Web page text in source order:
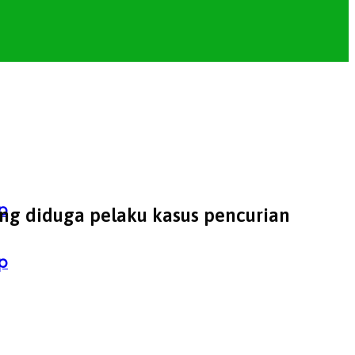
diduga pelaku kasus pencurian